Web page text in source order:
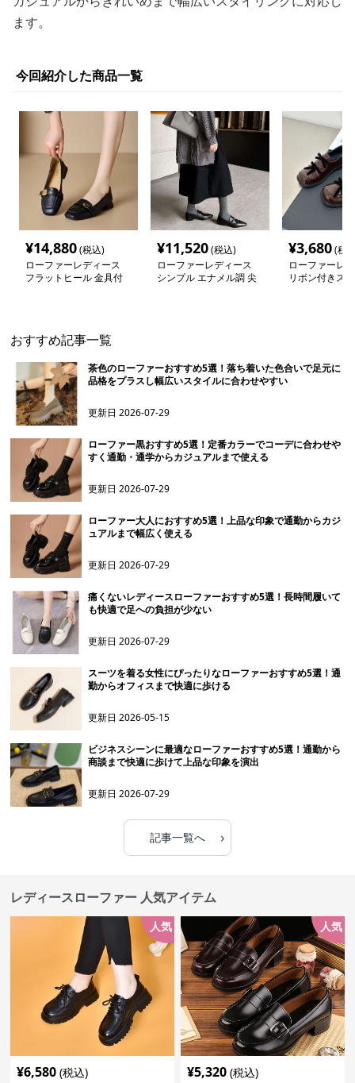
ます。
今回紹介した商品一覧
¥14,880(税込)
ローファーレディース
フラットヒール 金具付
¥11,520(税込)
ローファーレディース
シンプル エナメル調 尖
¥3,680(税
ローファーレ
リボン付きス
おすすめ記事一覧
茶色のローファーおすすめ5選！落ち着いた色合いで足元に
品格をプラスし幅広いスタイルに合わせやすい
更新日2026-07-29
ローファー黒おすすめ5選！定番カラーでコーデに合わせや
すく通勤・通学からカジュアルまで使える
更新日2026-07-29
ローファー大人におすすめ5選！上品な印象で通勤からカジ
ュアルまで幅広く使える
更新日2026-07-29
痛くないレディースローファーおすすめ5選！長時間履いて
も快適で足への負担が少ない
更新日2026-07-29
スーツを着る女性にぴったりなローファーおすすめ5選！通
勤からオフィスまで快適に歩ける
更新日2026-05-15
ビジネスシーンに最適なローファーおすすめ5選！通勤から
商談まで快適に歩けて上品な印象を演出
更新日2026-07-29
記事一覧へ ›
レディースローファー 人気アイテム
人気
¥6,580 (税込)
人気
¥5,320 (税込)